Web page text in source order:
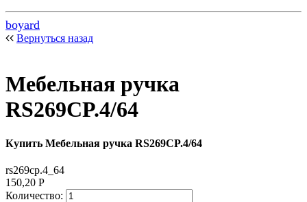
boyard
Вернуться назад
Мебельная ручка
RS269CP.4/64
Купить Мебельная ручка RS269CP.4/64
rs269cp.4_64
150,20 Р
Количество: